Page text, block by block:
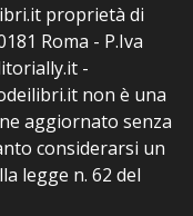
proprietà di
Roma - P.Iva
-
non è una
aggiornato senza
considerarsi un
legge n. 62 del